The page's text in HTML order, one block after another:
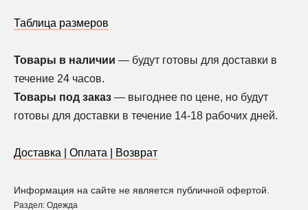
Таблица размеров
Товары в наличии — будут готовы для доставки в
течение 24 часов.
Товары под заказ — выгоднее по цене, но будут
готовы для доставки в течение 14-18 рабочих дней.
Доставка | Оплата | Возврат
Информация на сайте не является публичной офертой.
Раздел: Одежда